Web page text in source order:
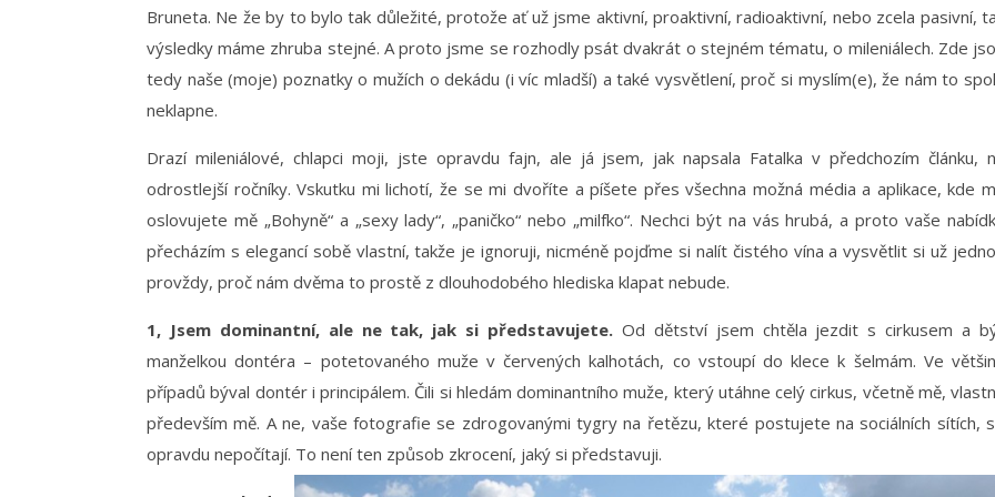
Bruneta. Ne že by to bylo tak důležité, protože ať už jsme aktivní, proaktivní, radioaktivní, nebo zcela pasivní,
výsledky máme zhruba stejné. A proto jsme se rozhodly psát dvakrát o stejném tématu, o mileniálech. Zde
tedy naše (moje) poznatky o mužích o dekádu (i víc mladší) a také vysvětlení, proč si myslím(e), že nám to
neklapne.
Drazí mileniálové, chlapci moji, jste opravdu fajn, ale já jsem, jak napsala Fatalka v předchozím článku,
odrostlejší ročníky. Vskutku mi lichotí, že se mi dvoříte a píšete přes všechna možná média a aplikace, kde
oslovujete mě „Bohyně“ a „sexy lady“, „paničko“ nebo „milfko“. Nechci být na vás hrubá, a proto vaše
přecházím s elegancí sobě vlastní, takže je ignoruji, nicméně pojďme si nalít čistého vína a vysvětlit si už
provždy, proč nám dvěma to prostě z dlouhodobého hlediska klapat nebude.
1, Jsem dominantní, ale ne tak, jak si představujete. Od dětství jsem chtěla jezdit s cirkusem a
manželkou dontéra – potetovaného muže v červených kalhotách, co vstoupí do klece k šelmám. Ve
případů býval dontér i principálem. Čili si hledám dominantního muže, který utáhne celý cirkus, včetně mě,
především mě. A ne, vaše fotografie se zdrogovanými tygry na řetězu, které postujete na sociálních sítích,
opravdu nepočítají. To není ten způsob zkrocení, jaký si představuji.